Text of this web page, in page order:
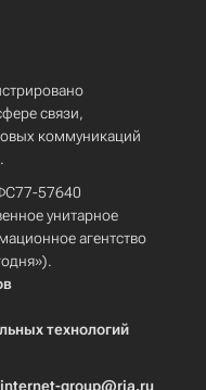
связи,
коммуникаций
57640
унитарное
агентство
технологий
internet-group@ria.ru